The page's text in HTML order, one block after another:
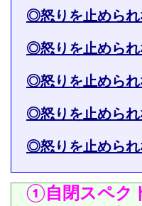
◎怒りを止めら
◎怒りを止めら
◎怒りを止めら
◎怒りを止めら
◎怒りを止めら
①自閉スペク